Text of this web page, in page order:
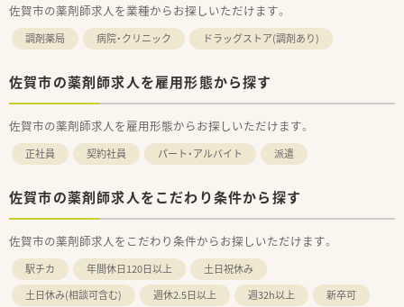
■働き方改革に沿って、有給休暇消化が促進されています。
■残業については「サービス残業」はございません。
各店舗基本的に残業は少ないため、調剤併設店でも18時半～
※繁忙期等は科目によって残業が発生してしまう可能性はござ
います。
＜こんな方にもオススメ＞
■調剤の経験を積みつつ、OTCも学べる環境に身を置きたい方
■色々な店舗で経験を積みたい方
少しでも気になった方はお問い合わせくださいませ
佐賀市の薬剤師求人を業種からお探しいただけます。
調剤薬局 病院・クリニック ドラッグストア(調剤あり)
佐賀市の薬剤師求人を雇用形態から探す
佐賀市の薬剤師求人を雇用形態からお探しいただけます。
正社員 契約社員 パート・アルバイト 派遣
佐賀市の薬剤師求人をこだわり条件から探す
佐賀市の薬剤師求人をこだわり条件からお探しいただけます。
駅チカ 年間休日120日以上
土日祝休み
土日休み(相談可含む)
週休2.5日以上 週32h以上
新卒可